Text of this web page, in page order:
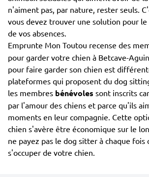
n'aiment pas, par nature, rester seuls.
vous devez trouver une solution pour
de vos absences.
Emprunte Mon Toutou recense des
pour garder votre chien à Betcave-
pour faire garder son chien est
plateformes qui proposent du dog
les membres bénévoles sont inscrits
par l'amour des chiens et parce qu'ils
moments en leur compagnie. Cette
chien s'avère être économique sur le
ne payez pas le dog sitter à chaque
s'occuper de votre chien.